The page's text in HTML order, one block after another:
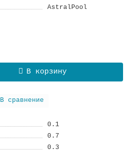
AstralPool
В корзину
В сравнение
0.1
0.7
0.3